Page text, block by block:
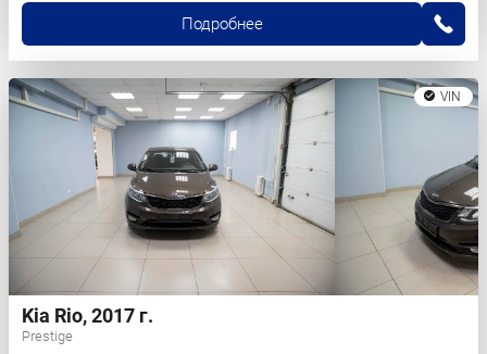
Подробнее
VIN
Kia Rio, 2017 г.
Prestige